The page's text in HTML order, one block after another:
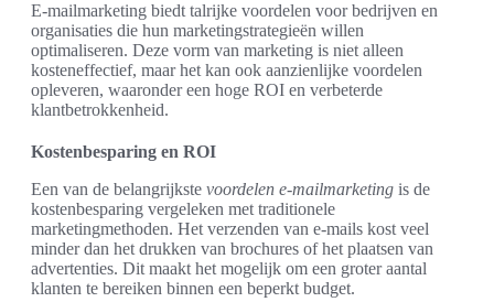
E-mailmarketing biedt talrijke voordelen voor bedrijven en
organisaties die hun marketingstrategieën willen
optimaliseren. Deze vorm van marketing is niet alleen
kosteneffectief, maar het kan ook aanzienlijke voordelen
opleveren, waaronder een hoge ROI en verbeterde
klantbetrokkenheid.
Kostenbesparing en ROI
Een van de belangrijkste voordelen e-mailmarketing is de
kostenbesparing vergeleken met traditionele
marketingmethoden. Het verzenden van e-mails kost veel
minder dan het drukken van brochures of het plaatsen van
advertenties. Dit maakt het mogelijk om een groter aantal
klanten te bereiken binnen een beperkt budget.